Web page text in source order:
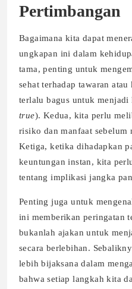
Pertimbangan
Bagaimana kita dapat
ungkapan ini dalam
tama, penting untuk
sehat terhadap tawaran
terlalu bagus untuk menjadi
true). Kedua, kita perlu
risiko dan manfaat sebelum
Ketiga, ketika dihadapkan
keuntungan instan, kita
tentang implikasi jangka
Penting juga untuk
ini memberikan peringatan
bukanlah ajakan untuk
secara berlebihan.
lebih bijaksana dalam
bahwa setiap langkah kita